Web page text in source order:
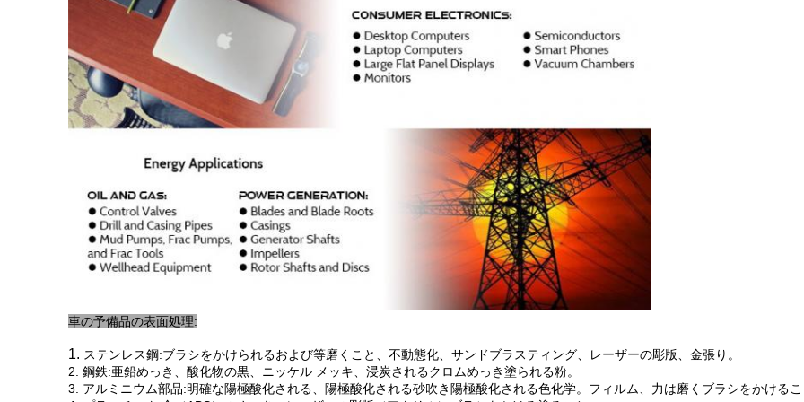
車の予備品の表面処理:
1. ステンレス鋼:ブラシをかけられるおよび等磨くこと、不動態化、サンドブラスティング、レーザーの彫版、金張り。
2. 鋼鉄:亜鉛めっき、酸化物の黒、ニッケル メッキ、浸炭されるクロムめっき塗られる粉。
3. アルミニウム部品:明確な陽極酸化される、陽極酸化される砂吹き陽極酸化される色化学。フィルム、力は磨くブラシをかけるこ